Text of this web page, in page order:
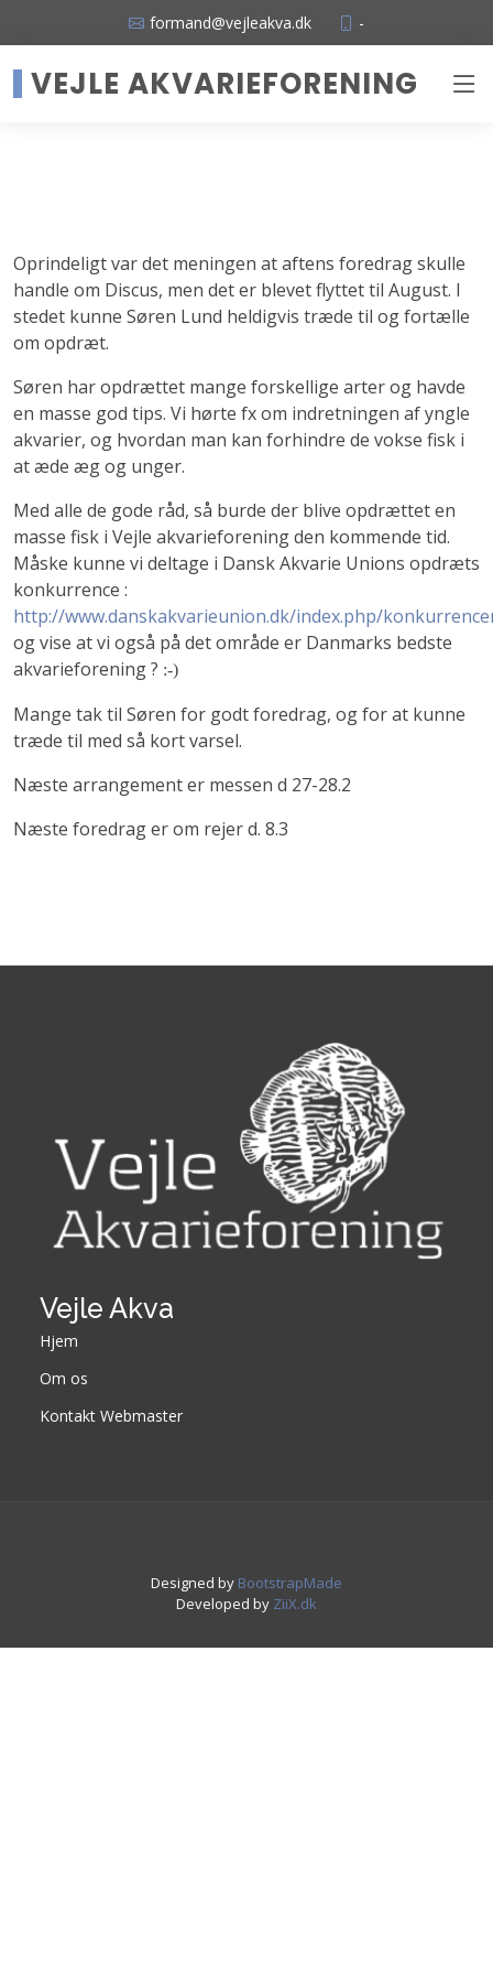
formand@vejleakva.dk -
VEJLE AKVARIEFORENING
Oprindeligt var det meningen at aftens foredrag skulle
handle om Discus, men det er blevet flyttet til August. I
stedet kunne Søren Lund heldigvis træde til og fortælle
om opdræt.
Søren har opdrættet mange forskellige arter og havde
en masse god tips. Vi hørte fx om indretningen af yngle
akvarier, og hvordan man kan forhindre de vokse fisk i
at æde æg og unger.
Med alle de gode råd, så burde der blive opdrættet en
masse fisk i Vejle akvarieforening den kommende tid.
Måske kunne vi deltage i Dansk Akvarie Unions opdræts
konkurrence :
http://www.danskakvarieunion.dk/index.php/
og vise at vi også på det område er Danmarks bedste
akvarieforening ? :-)
Mange tak til Søren for godt foredrag, og for at kunne
træde til med så kort varsel.
Næste arrangement er messen d 27-28.2
Næste foredrag er om rejer d. 8.3
Vejle Akva
Hjem
Om os
Kontakt Webmaster
Designed by BootstrapMade
Developed by ZiiX.dk